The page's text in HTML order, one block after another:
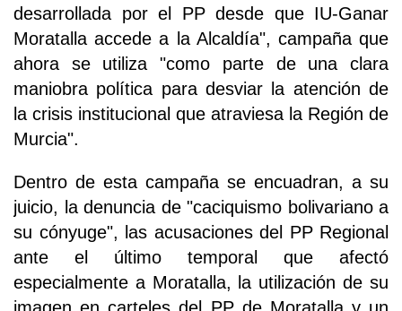
desarrollada por el PP desde que IU-Ganar
Moratalla accede a la Alcaldía", campaña que
ahora se utiliza "como parte de una clara
maniobra política para desviar la atención de
la crisis institucional que atraviesa la Región de
Murcia".
Dentro de esta campaña se encuadran, a su
juicio, la denuncia de "caciquismo bolivariano a
su cónyuge", las acusaciones del PP Regional
ante el último temporal que afectó
especialmente a Moratalla, la utilización de su